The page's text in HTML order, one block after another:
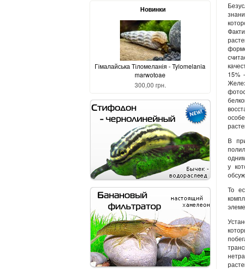
15%
В
у
То
Новинки
Гімалайська Тіломеланія - Tylomelania
marwotoae
300,00 грн.